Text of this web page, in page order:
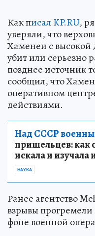
Как писал KP.RU,
уверяли, что
Хаменеи с высокой
убит или серьезно
позднее источник
сообщил, что
оперативном
действиями.
Над СССР
пришельцев: как
искала и
НАУКА
Ранее агентство
взрывы
фоне военной